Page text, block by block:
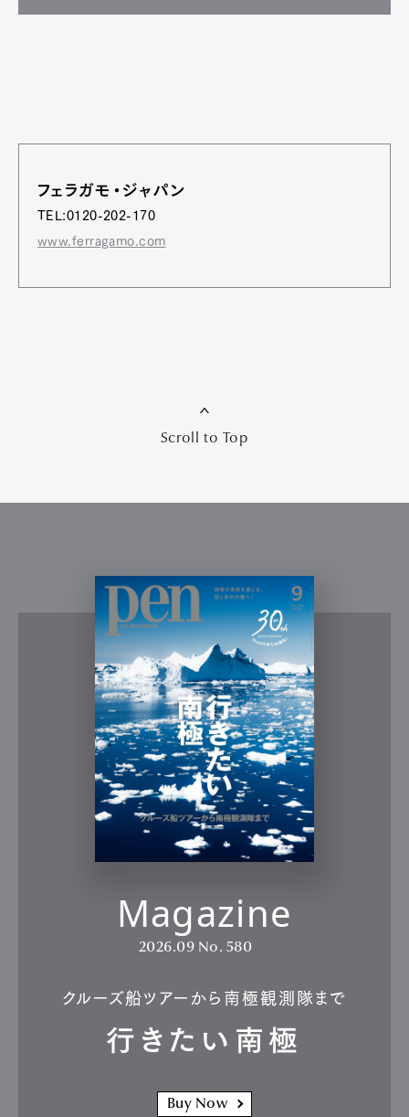
フェラガモ・ジャパン
TEL:0120-202-170
www.ferragamo.com
Scroll to Top
Magazine
2026.09 No. 580
クルーズ船ツアーから南極観測隊まで
行きたい南極
Buy Now